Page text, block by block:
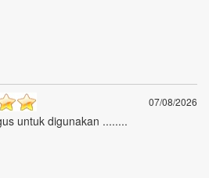
07/08/2026
untuk digunakan ........